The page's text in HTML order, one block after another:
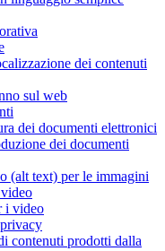
dei contenuti
sul web
dei documenti elettronici
dei documenti
(alt text) per le immagini
i video
contenuti prodotti dalla